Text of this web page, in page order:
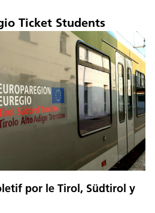
Ticket Students
por le Tirol, Südtirol y